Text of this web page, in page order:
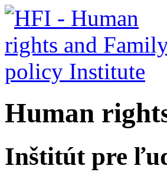
Human
Inštitút pre